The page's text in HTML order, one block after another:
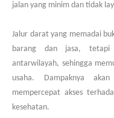
jalan yang minim dan tidak
Jalur darat yang memadai
barang dan jasa, tetapi
antarwilayah, sehingga
usaha. Dampaknya
mempercepat akses
kesehatan.